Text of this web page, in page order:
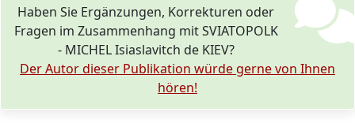
Haben Sie Ergänzungen, Korrekturen oder
Fragen im Zusammenhang mit SVIATOPOLK
- MICHEL Isiaslavitch de KIEV?
Der Autor dieser Publikation würde gerne von Ihnen
hören!